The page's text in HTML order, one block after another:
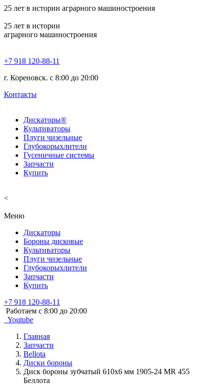
25 лет в истории аграрного машиностроения
25 лет в истории
аграрного машиностроения
+7 918 120-88-11
г. Кореновск. c 8:00 до 20:00
Контакты
Дискаторы®
Культиваторы
Плуги чизельные
Глубокорыхлители
Гусеничные системы
Запчасти
Купить
<
Меню
Дискаторы
Бороны дисковые
Культиваторы
Плуги чизельные
Глубокорыхлители
Запчасти
Купить
+7 918 120-88-11
Работаем c 8:00 до 20:00
Youtube
Главная
Запчасти
Bellota
Диски бороны
Диск бороны зубчатый 610х6 мм 1905-24 MR 455
Беллота